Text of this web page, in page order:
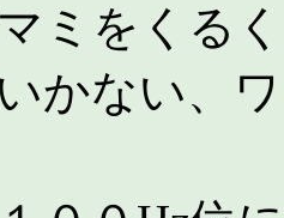
ミをくる
かない、